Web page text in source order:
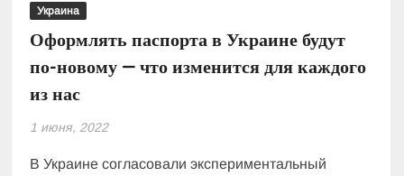
Украина
Оформлять паспорта в Украине будут
по-новому — что изменится для каждого
из нас
1 июня, 2022
В Украине согласовали экспериментальный